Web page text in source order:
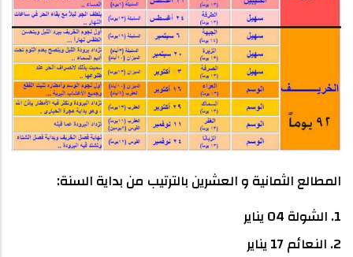
المطالع الثمانية و العشرين بالترتيب من بداية السنة:
1. الشولة 04 يناير
2. النعائم 17 يناير